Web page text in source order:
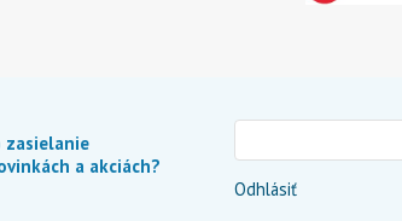
zasielanie
a akciách?
Odhlásiť